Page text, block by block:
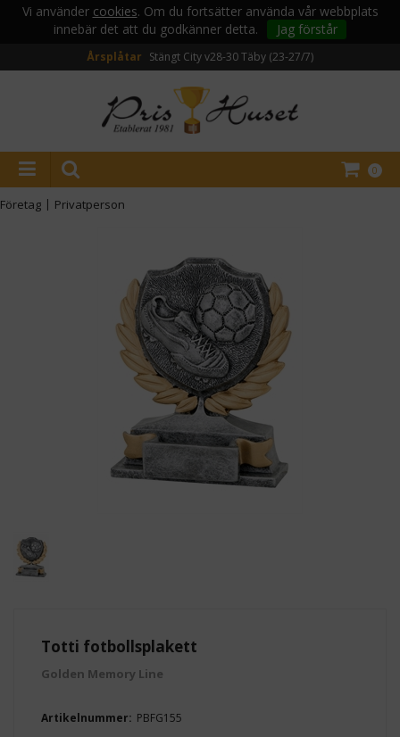
Vi använder cookies. Om du fortsätter använda vår webbplats
innebär det att du godkänner detta.
Jag förstår
Årsplåtar Stängt City v28-30Täby (23-27/7)
0
Företag | Privatperson
Totti fotbollsplakett
Golden Memory Line
Artikelnummer: PBFG155